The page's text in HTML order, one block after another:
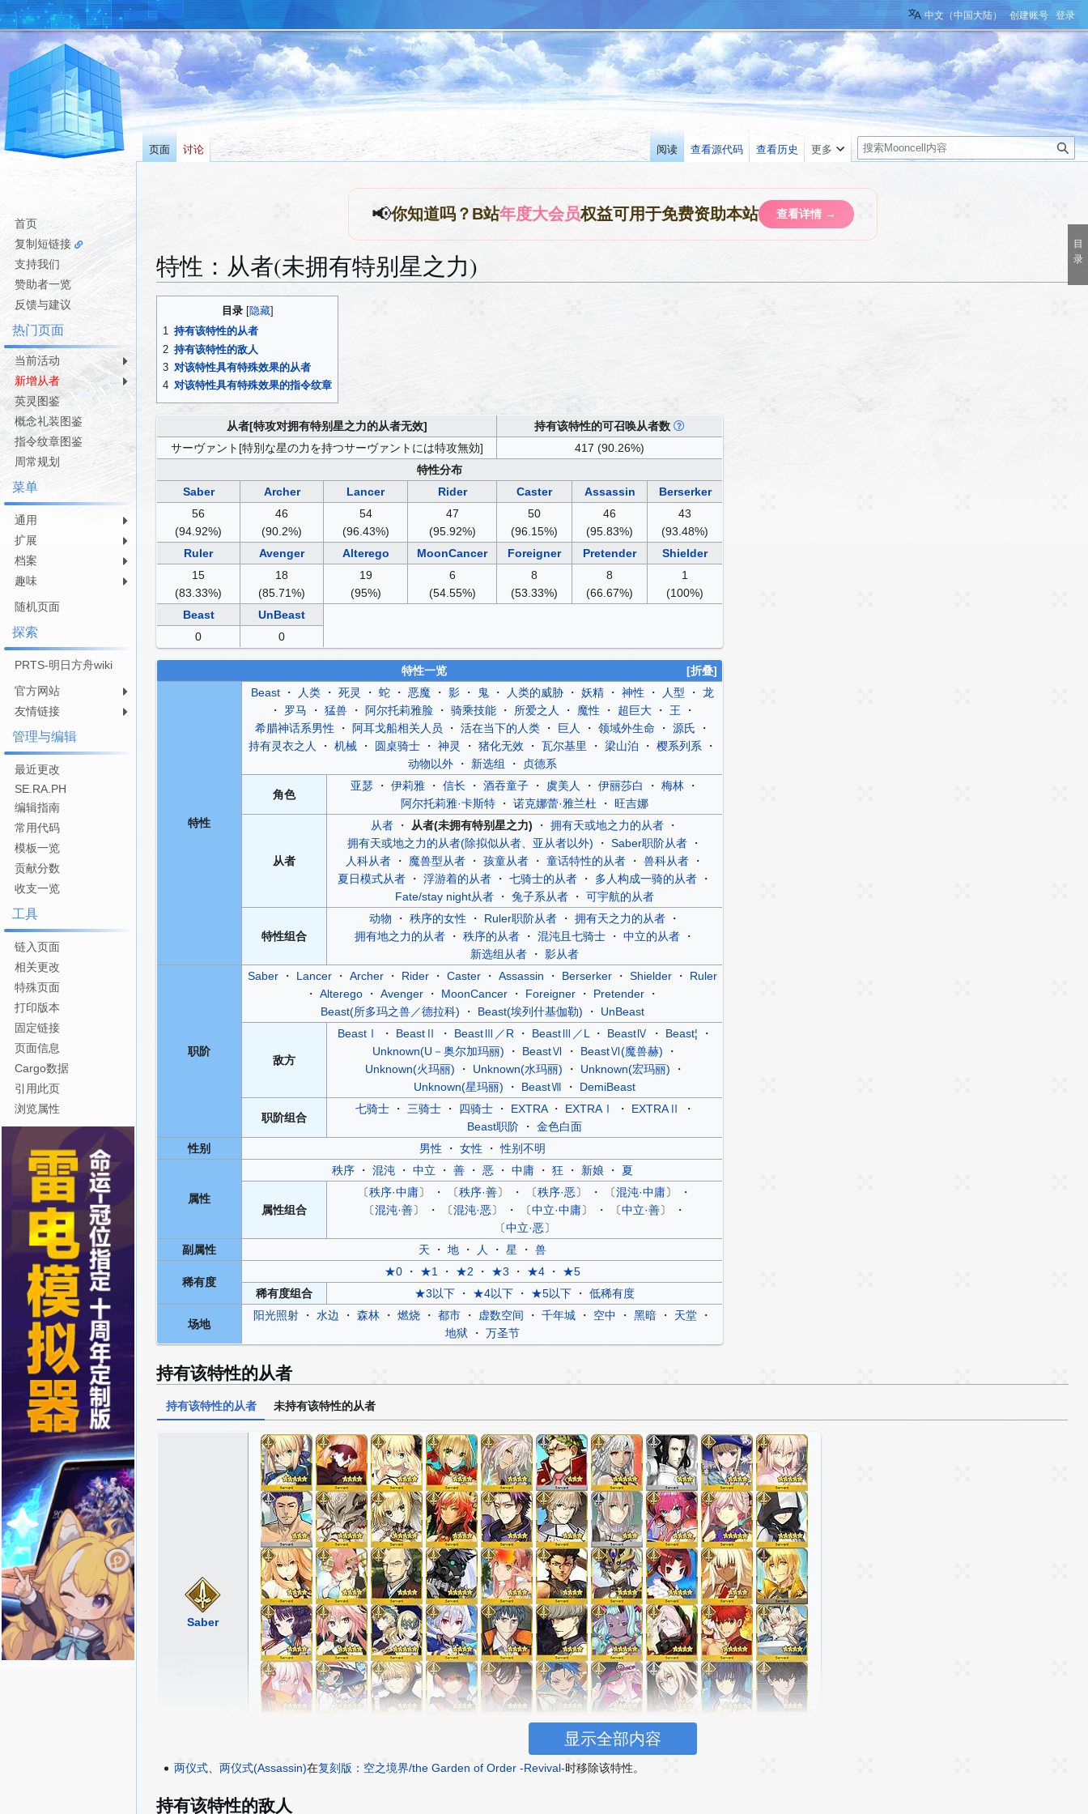
📢你知道吗？B站年度大会员权益可用于免费资助本站 查看详情 →
特性：从者(未拥有特别星之力)
导
航
搜
索
目录
1 持有该特性的从者
2 持有该特性的敌人
3 对该特性具有特殊效果的从者
4 对该特性具有特殊效果的指令纹章
从者[特攻对拥有特别星之力的从者无效]
持有该特性的可召唤从者数
サーヴァント[特別な星の力を持つサーヴァントには特攻無効]
417 (90.26%)
特性分布
Saber
Archer Lancer Rider Caster Assassin
Berserker
56
(94.92%)
46
(90.2%)
54
(96.43%)
47
(95.92%)
50
(96.15%)
46
(95.83%)
43
(93.48%)
Ruler
Avenger Alterego MoonCancer Foreigner Pretender
Shielder
15
(83.33%)
18
(85.71%)
19
(95%)
6
(54.55%)
8
(53.33%)
8
(66.67%)
1
(100%)
Beast
UnBeast
0
0
特性一览 [折叠]
特性
Beast・ 人类・ 死灵 ・ 蛇・ 恶魔・ 影・ 鬼・ 人类的威胁・ 妖精・ 神性 ・ 人型 ・ 龙
・ 罗马 ・ 猛兽・ 阿尔托莉雅脸・ 骑乘技能・ 所爱之人 ・ 魔性 ・ 超巨大・ 王 ・
希腊神话系男性 ・ 阿耳戈船相关人员 ・ 活在当下的人类・ 巨人 ・ 领域外生命・ 源氏 ・
持有灵衣之人 ・ 机械・ 圆桌骑士・ 神灵 ・ 猪化无效 ・ 瓦尔基里 ・ 梁山泊 ・ 樱系列系・
动物以外・ 新选组 ・ 贞德系
角色
亚瑟 ・ 伊莉雅 ・ 信长 ・ 酒吞童子 ・ 虞美人 ・ 伊丽莎白 ・ 梅林 ・
阿尔托莉雅·卡斯特 ・ 诺克娜蕾·雅兰杜 ・ 旺吉娜
从者
从者 ・ 从者(未拥有特别星之力) ・ 拥有天或地之力的从者 ・
拥有天或地之力的从者(除拟似从者、亚从者以外) ・ Saber职阶从者 ・
人科从者 ・ 魔兽型从者 ・ 孩童从者 ・ 童话特性的从者 ・ 兽科从者 ・
夏日模式从者 ・ 浮游着的从者 ・ 七骑士的从者 ・ 多人构成一骑的从者 ・
Fate/stay night从者 ・ 兔子系从者 ・ 可宇航的从者
特性组合
动物 ・ 秩序的女性 ・ Ruler职阶从者 ・ 拥有天之力的从者 ・
拥有地之力的从者 ・ 秩序的从者 ・ 混沌且七骑士 ・ 中立的从者 ・
新选组从者 ・ 影从者
职阶
Saber・ Lancer・ Archer・ Rider・ Caster・ Assassin ・ Berserker・ Shielder・ Ruler
・ Alterego ・ Avenger ・ MoonCancer ・ Foreigner ・ Pretender ・
Beast(所多玛之兽／德拉科) ・ Beast(埃列什基伽勒) ・ UnBeast
敌方
BeastⅠ ・ BeastⅡ ・ BeastⅢ／R・ BeastⅢ／L・ BeastⅣ ・ Beast¦ ・
Unknown(U－奥尔加玛丽) ・ BeastⅥ ・ BeastⅥ(魔兽赫) ・
Unknown(火玛丽) ・ Unknown(水玛丽) ・ Unknown(宏玛丽) ・
Unknown(星玛丽) ・ BeastⅦ ・ DemiBeast
职阶组合
七骑士・ 三骑士・ 四骑士・ EXTRA・ EXTRAⅠ ・ EXTRAⅡ
・
Beast职阶 ・ 金色白面
性别
男性 ・ 女性 ・性别不明
属性
秩序・ 混沌・ 中立 ・ 善・ 恶・ 中庸・ 狂 ・ 新娘 ・ 夏
属性组合
〔秩序·中庸〕 ・ 〔秩序·善〕 ・ 〔秩序·恶〕 ・ 〔混沌·中庸〕 ・
〔混沌·善〕 ・ 〔混沌·恶〕 ・ 〔中立·中庸〕 ・ 〔中立·善〕 ・
〔中立·恶〕
副属性
天 ・ 地・ 人 ・ 星 ・ 兽
稀有度
★0・ ★1・ ★2 ・ ★3 ・ ★4・ ★5
稀有度组合 ★3以下 ・ ★4以下 ・ ★5以下 ・ 低稀有度
场地
阳光照射・ 水边 ・ 森林・ 燃烧・ 都市・ 虚数空间 ・ 千年城・ 空中 ・ 黑暗・ 天堂・
地狱 ・ 万圣节
持有该特性的从者
持有该特性的从者 未持有该特性的从者
Saber
显示全部内容
两仪式 、两仪式(Assassin)在复刻版：空之境界/the Garden of Order -Revival-时移除该特性。
持有该特性的敌人
中文（中国大陆） 创建账号 登录
页面 讨论 阅读 查看源代码 查看历史 更多
搜
索
首页
复制短链接
支持我们
赞助者一览
反馈与建议
热门页面
当前活动
新增从者
英灵图鉴
概念礼装图鉴
指令纹章图鉴
周常规划
菜单
通用
扩展
档案
趣味
随机页面
探索
PRTS-明日方舟wiki
官方网站
友情链接
管理与编辑
最近更改
SE.RA.PH
编辑指南
常用代码
模板一览
贡献分数
收支一览
工具
链入页面
相关更改
特殊页面
打印版本
固定链接
页面信息
Cargo数据
引用此页
浏览属性